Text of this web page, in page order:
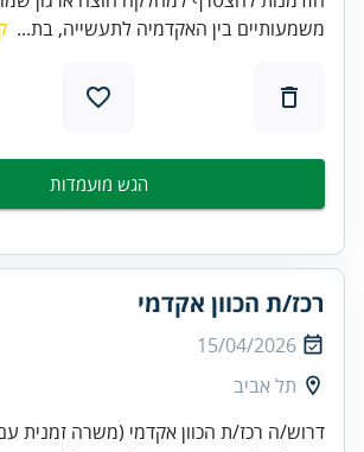
משמעותיים בין האקדמיה לתעשייה, בת...
הגש מועמדות
רכז/ת הכוון אקדמי
15/04/2026
תל אביב